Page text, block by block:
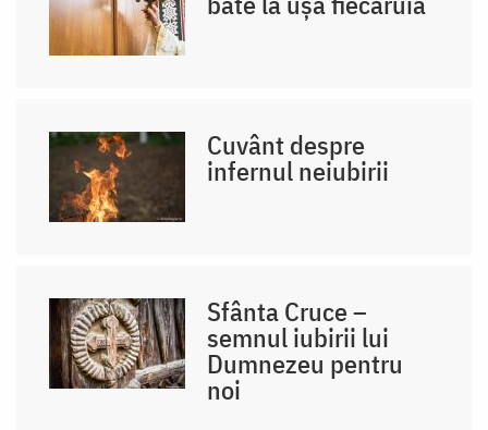
Cuvânt despre
infernul neiubirii
Sfânta Cruce –
semnul iubirii lui
Dumnezeu pentru
noi